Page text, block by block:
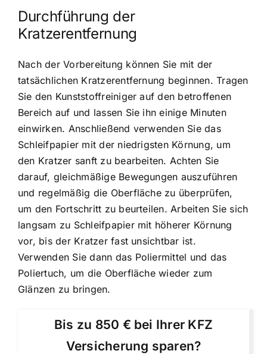
Durchführung der
Kratzerentfernung
Nach der Vorbereitung können Sie mit der
tatsächlichen Kratzerentfernung beginnen. Tragen
Sie den Kunststoffreiniger auf den betroffenen
Bereich auf und lassen Sie ihn einige Minuten
einwirken. Anschließend verwenden Sie das
Schleifpapier mit der niedrigsten Körnung, um
den Kratzer sanft zu bearbeiten. Achten Sie
darauf, gleichmäßige Bewegungen auszuführen
und regelmäßig die Oberfläche zu überprüfen,
um den Fortschritt zu beurteilen. Arbeiten Sie sich
langsam zu Schleifpapier mit höherer Körnung
vor, bis der Kratzer fast unsichtbar ist.
Verwenden Sie dann das Poliermittel und das
Poliertuch, um die Oberfläche wieder zum
Glänzen zu bringen.
Bis zu 850 € bei Ihrer KFZ
Versicherung sparen?